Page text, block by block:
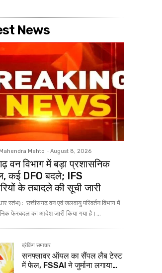
News
Mahendra Mahto - August 8, 2026
वन विभाग में बड़ा प्रशासनिक
कई DFO बदले; IFS
के तबादले की सूची जारी
स्तंभ) : छत्तीसगढ़ वन एवं जलवायु परिवर्तन विभाग में
फेरबदल का आदेश जारी किया गया है।...
ब्रेकिंग समाचार
सनफ्लावर ऑयल का सैंपल लैब टेस्ट
में फेल, FSSAI ने जुर्माना लगाया…